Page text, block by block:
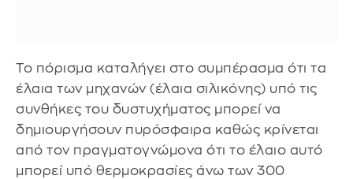
Το πόρισμα καταλήγει στο συμπέρασμα ότι τα
έλαια των μηχανών (έλαια σιλικόνης) υπό τις
συνθήκες του δυστυχήματος μπορεί να
δημιουργήσουν πυρόσφαιρα καθώς κρίνεται
από τον πραγματογνώμονα ότι το έλαιο αυτό
μπορεί υπό θερμοκρασίες άνω των 300